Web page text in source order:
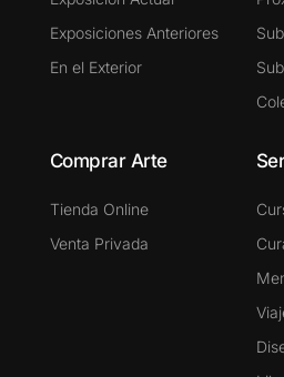
Exposiciones Anteriores
En el Exterior
Comprar Arte
Tienda Online
Venta Privada